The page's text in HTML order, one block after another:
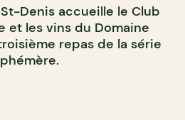
Denis accueille le Club
et les vins du Domaine
repas de la série